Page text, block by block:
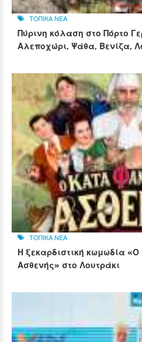
ΤΟΠΙΚΑ ΝΕΑ
Πύρινη κόλαση στο Πόρτο
Αλεποχώρι, Ψάθα, Βενίζα,
ΤΟΠΙΚΑ ΝΕΑ
Η ξεκαρδιστική κωμωδία
Ασθενής» στο Λουτράκι